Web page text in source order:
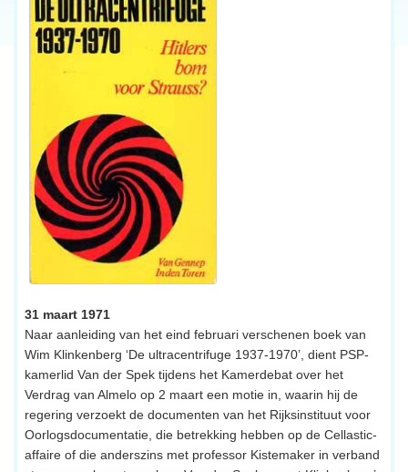
31 maart 1971
Naar aanleiding van het eind februari verschenen boek van
Wim Klinkenberg ‘De ultracentrifuge 1937-1970’, dient PSP-
kamerlid Van der Spek tijdens het Kamerdebat over het
Verdrag van Almelo op 2 maart een motie in, waarin hij de
regering verzoekt de documenten van het Rijksinstituut voor
Oorlogsdocumentatie, die betrekking hebben op de Cellastic-
affaire of die anderszins met professor Kistemaker in verband